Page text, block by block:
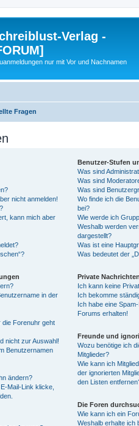
Verlag -
nur mit Vor und Nachnamen
Fragen
nicht anmelden!
kann mich aber
in der
die Forenuhr geht
nicht zur Auswahl!
Benutzernamen
ändern?
Mail-Link klicke,
Benutzer-Stufen
Was sind
Was sind
Was sind
Wo finde ich die
bei?
Wie werde ich
Weshalb werden
dargestellt?
Was ist eine
Was bedeutet der
Private
Ich kann keine
Ich bekomme
Ich habe eine
Forums erhalten!
Freunde und
Wozu benötige ich
Mitglieder?
Wie kann ich
der ignorierten
den Listen
Die Foren
Wie kann ich ein
Weshalb erhalte ich